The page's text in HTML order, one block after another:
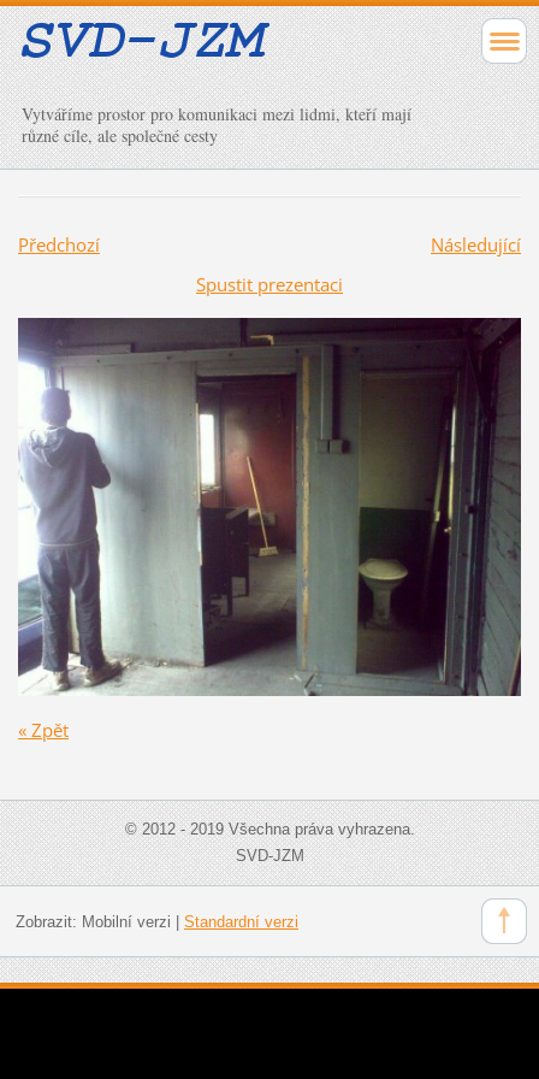
Vytváříme prostor pro komunikaci mezi lidmi, kteří mají
různé cíle, ale společné cesty
Předchozí
Následující
Spustit prezentaci
« Zpět
© 2012 - 2019 Všechna práva vyhrazena.
SVD-JZM
Zobrazit: Mobilní verzi Standardní verzi